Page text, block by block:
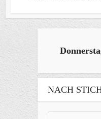
NACH